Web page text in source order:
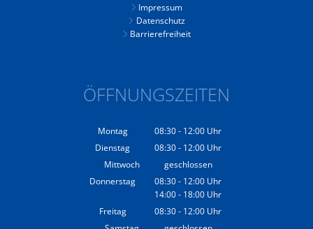
Impressum
Datenschutz
Barrierefreiheit
ÖFFNUNGSZEITEN
Montag 08:30- 12:00 Uhr
Von 08:30 bis 12:00 Uhr
Dienstag 08:30- 12:00 Uhr
Von 08:30 bis 12:00 Uhr
Mittwoch
geschlossen
Donnerstag
08:30- 12:00 Uhr
Von 08:30 bis 12:00 Uhr
14:00- 18:00 Uhr
Von 14:00 bis 18:00 Uhr
Freitag 08:30- 12:00 Uhr
Von 08:30 bis 12:00 Uhr